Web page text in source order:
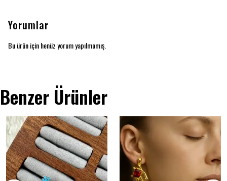
Yorumlar
Bu ürün için henüz yorum yapılmamış.
Benzer Ürünler